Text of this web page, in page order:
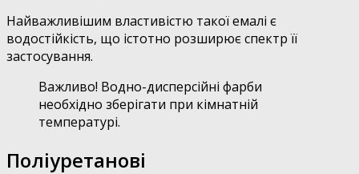
Найважливішим властивістю такої емалі є
водостійкість, що істотно розширює спектр її
застосування.
Важливо! Водно-дисперсійні фарби
необхідно зберігати при кімнатній
температурі.
Поліуретанові